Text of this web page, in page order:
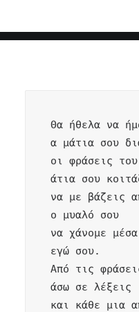
Θα ήθελα να
α μάτια σου
οι φράσεις
άτια σου
να με βάζεις
ο μυαλό σου
να χάνομε
εγώ σου.
Από τις
άσω σε λέξεις
και κάθε μια